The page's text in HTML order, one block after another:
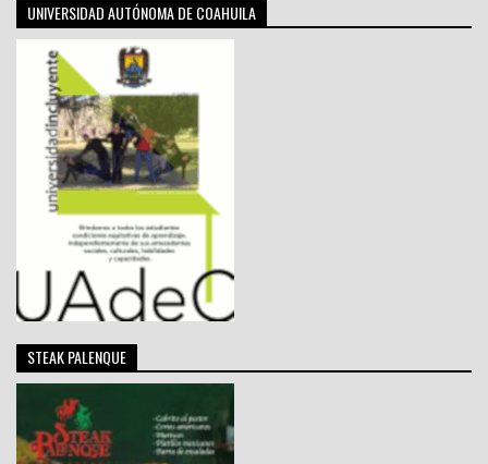
UNIVERSIDAD AUTÓNOMA DE COAHUILA
STEAK PALENQUE